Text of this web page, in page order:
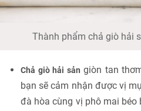
Thành phẩm chả giò hải
Chả giò hải sản giòn tan
bạn sẽ cảm nhận được vị
đà hòa cùng vị phô mai